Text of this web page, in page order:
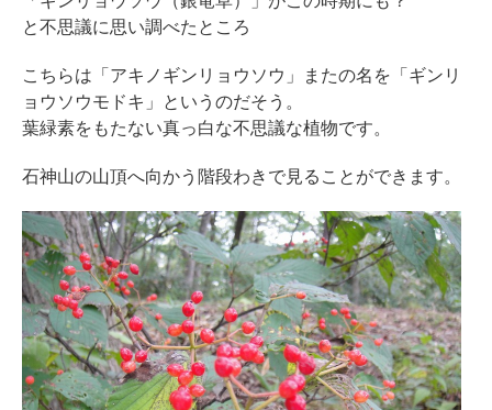
と不思議に思い調べたところ
こちらは「アキノギンリョウソウ」またの名を「ギンリ
ョウソウモドキ」というのだそう。
葉緑素をもたない真っ白な不思議な植物です。
石神山の山頂へ向かう階段わきで見ることができます。